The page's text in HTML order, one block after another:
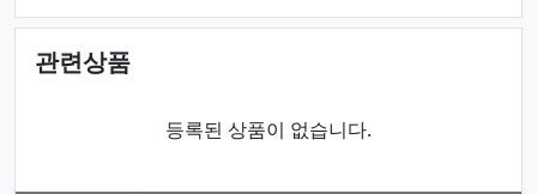
관련상품
등록된 상품이 없습니다.